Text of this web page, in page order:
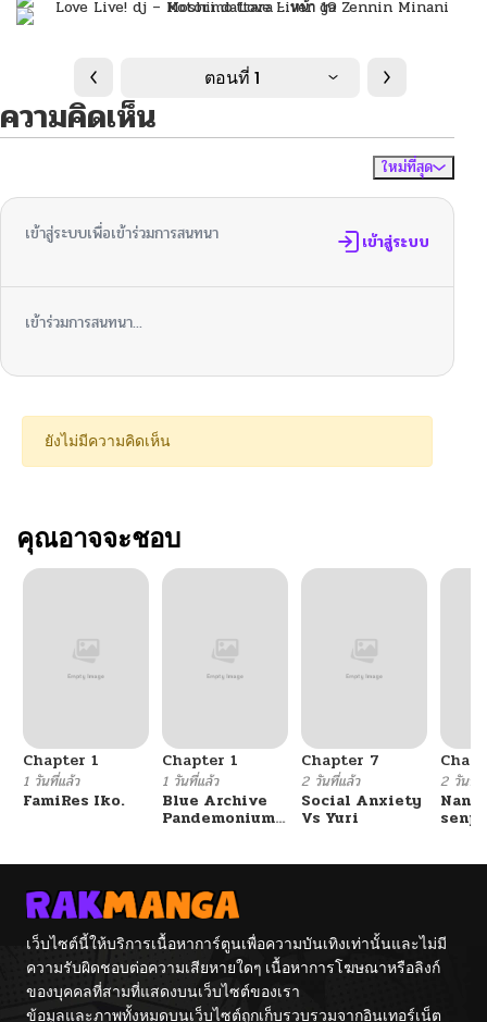
ตอนที่ 1
ความคิดเห็น
ใหม่ที่สุด
เข้าสู่ระบบเพื่อเข้าร่วมการสนทนา เข้าสู่ระบบ
เข้าร่วมการสนทนา...
ยังไม่มีความคิดเห็น
คุณอาจจะชอบ
Chapter 1
1 วันที่แล้ว
FamiRes Iko.
Chapter 1
1 วันที่แล้ว
Blue Archive
Pandemonium
Chapter 7
2 วันที่แล้ว
Social Anxiety
Vs Yuri
2 วันที่แ
เว็บไซต์นี้ให้บริการเนื้อหาการ์ตูนเพื่อความบันเทิงเท่านั้นและไม่มี
ความรับผิดชอบต่อความเสียหายใดๆ เนื้อหาการโฆษณาหรือลิงก์
ของบุคคลที่สามที่แสดงบนเว็บไซต์ของเรา
ข้อมูลและภาพทั้งหมดบนเว็บไซต์ถูกเก็บรวบรวมจากอินเทอร์เน็ต